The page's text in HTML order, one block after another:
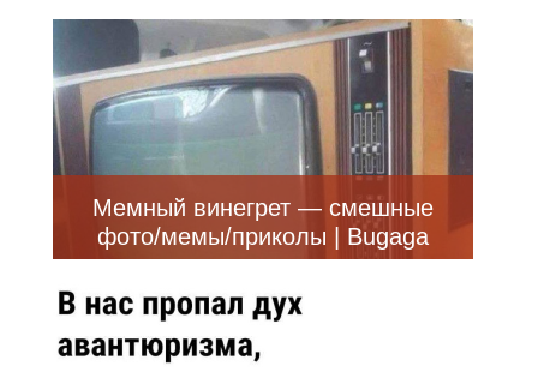
Мемный винегрет — смешные
фото/мемы/приколы | Bugaga